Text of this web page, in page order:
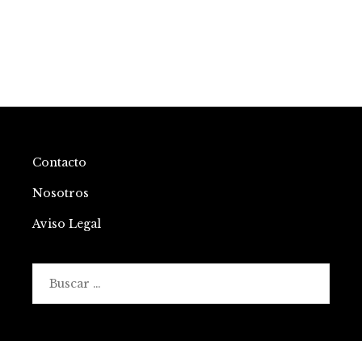
Contacto
Nosotros
Aviso Legal